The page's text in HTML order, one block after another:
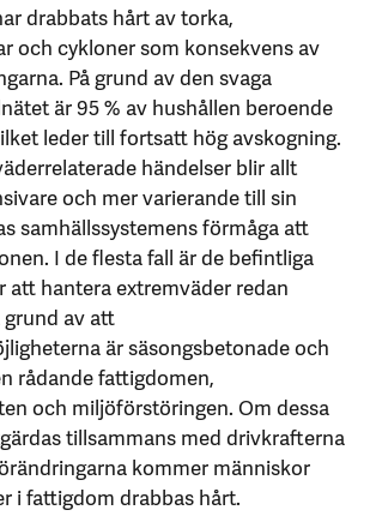
drabbats hårt av torka,
och cykloner som konsekvens av
På grund av den svaga
är 95 % av hushållen beroende
leder till fortsatt hög avskogning.
händelser blir allt
och mer varierande till sin
samhällssystemens förmåga att
I de flesta fall är de befintliga
att hantera extremväder redan
grund av att
är säsongsbetonade och
rådande fattigdomen,
och miljöförstöringen. Om dessa
tillsammans med drivkrafterna
kommer människor
i fattigdom drabbas hårt.